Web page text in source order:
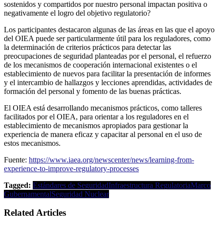
sostenidos y compartidos por nuestro personal impactan positiva o
negativamente el logro del objetivo regulatorio?
Los participantes destacaron algunas de las áreas en las que el apoyo
del OIEA puede ser particularmente útil para los reguladores, como
la determinación de criterios prácticos para detectar las
preocupaciones de seguridad planteadas por el personal, el refuerzo
de los mecanismos de cooperación internacional existentes o el
establecimiento de nuevos para facilitar la presentación de informes
y el intercambio de hallazgos y lecciones aprendidas, actividades de
formación del personal y fomento de las buenas prácticas.
El OIEA está desarrollando mecanismos prácticos, como talleres
facilitados por el OIEA, para orientar a los reguladores en el
establecimiento de mecanismos apropiados para gestionar la
experiencia de manera eficaz y capacitar al personal en el uso de
estos mecanismos.
Fuente: https://www.iaea.org/newscenter/news/learning-from-
experience-to-improve-regulatory-processes
Tagged: Estándares de SeguridadInfraestructura RegulatoriaMarco
GubernamentalSeguridad Nuclear
Related Articles